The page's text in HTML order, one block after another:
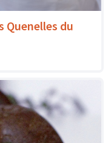
Quenelles du